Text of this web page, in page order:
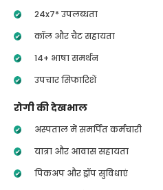
24x7* उपलब्धता
कॉल और चैट सहायता
14+ भाषा समर्थन
उपचार सिफारिशें
रोगी की देखभाल
अस्पताल में समर्पित कर्मचारी
यात्रा और आवास सहायता
पिकअप और ड्रॉप सुविधाएं